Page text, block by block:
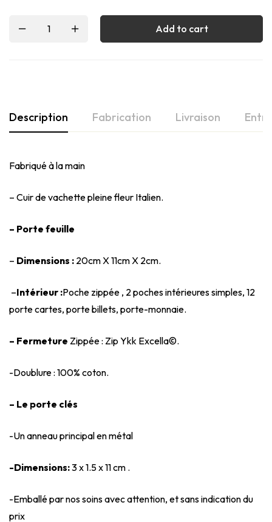
Add to cart
Description Fabrication Livraison
Fabriqué à la main
– Cuir de vachette pleine fleur Italien.
– Porte feuille
– Dimensions : 20cm X 11cm X 2cm.
–Intérieur :Poche zippée , 2 poches intérieures simples, 12
porte cartes, porte billets, porte-monnaie.
– Fermeture Zippée : Zip Ykk Excella©.
-Doublure : 100% coton.
– Le porte clés
-Un anneau principal en métal
-Dimensions:3 x 1.5 x 11 cm .
-Emballé par nos soins avec attention, et sans indication du
prix